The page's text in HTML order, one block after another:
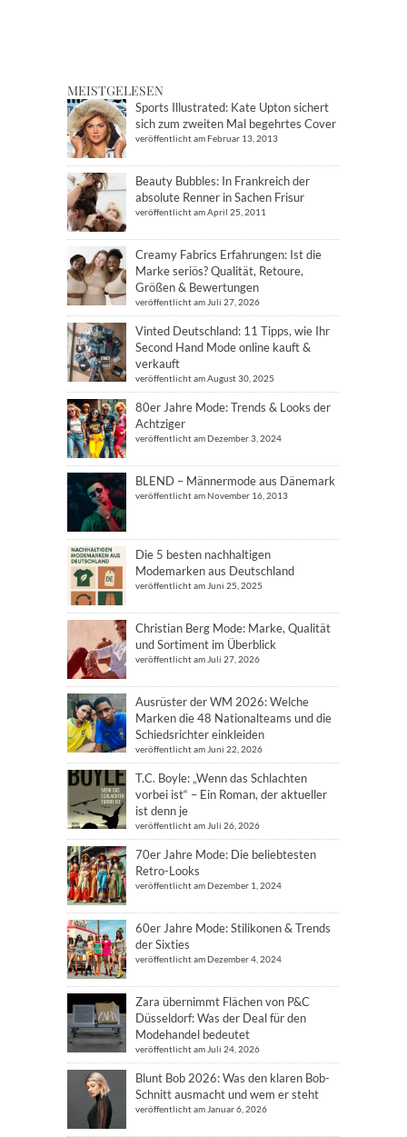
MEISTGELESEN
Sports Illustrated: Kate Upton sichert
sich zum zweiten Mal begehrtes Cover
veröffentlicht am Februar 13, 2013
Beauty Bubbles: In Frankreich der
absolute Renner in Sachen Frisur
veröffentlicht am April 25, 2011
Creamy Fabrics Erfahrungen: Ist die
Marke seriös? Qualität, Retoure,
Größen & Bewertungen
veröffentlicht am Juli 27, 2026
Vinted Deutschland: 11 Tipps, wie Ihr
Second Hand Mode online kauft &
verkauft
veröffentlicht am August 30, 2025
80er Jahre Mode: Trends & Looks der
Achtziger
veröffentlicht am Dezember 3, 2024
BLEND – Männermode aus Dänemark
veröffentlicht am November 16, 2013
Die 5 besten nachhaltigen
Modemarken aus Deutschland
veröffentlicht am Juni 25, 2025
Christian Berg Mode: Marke, Qualität
und Sortiment im Überblick
veröffentlicht am Juli 27, 2026
Ausrüster der WM 2026: Welche
Marken die 48 Nationalteams und die
Schiedsrichter einkleiden
veröffentlicht am Juni 22, 2026
T.C. Boyle: „Wenn das Schlachten
vorbei ist“ – Ein Roman, der aktueller
ist denn je
veröffentlicht am Juli 26, 2026
70er Jahre Mode: Die beliebtesten
Retro-Looks
veröffentlicht am Dezember 1, 2024
60er Jahre Mode: Stilikonen & Trends
der Sixties
veröffentlicht am Dezember 4, 2024
Zara übernimmt Flächen von P&C
Düsseldorf: Was der Deal für den
Modehandel bedeutet
veröffentlicht am Juli 24, 2026
Blunt Bob 2026: Was den klaren Bob-
Schnitt ausmacht und wem er steht
veröffentlicht am Januar 6, 2026